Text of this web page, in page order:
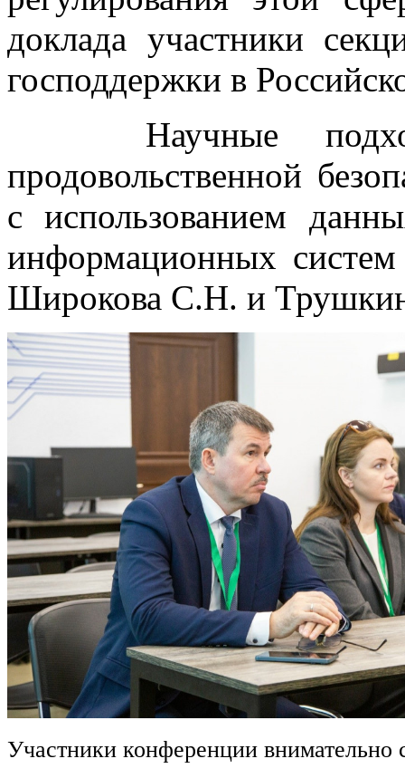
доклада участники
господдержки в
Научные
продовольственной
с использованием
информационных
Широкова С.Н. и
Участники конференции